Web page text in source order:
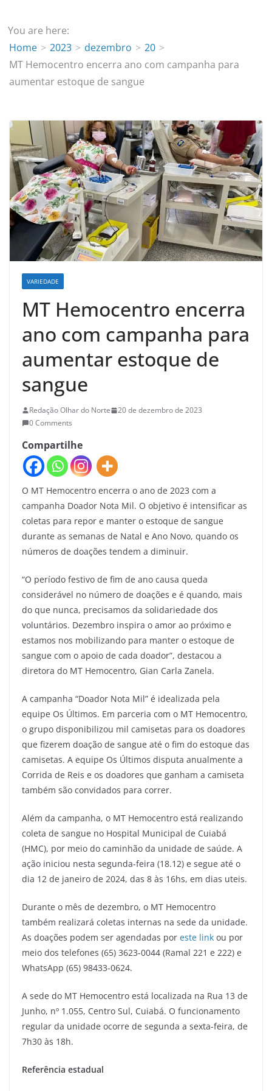
You are here:
Home
2023 dezembro
20
MT Hemocentro encerra ano com campanha para
aumentar estoque de sangue
VARIEDADE
MT Hemocentro encerra
ano com campanha para
aumentar estoque de
sangue
Redação Olhar do Norte
20 de dezembro de 2023
0 Comments
Compartilhe
O MT Hemocentro encerra o ano de 2023 com a
campanha Doador Nota Mil. O objetivo é intensificar as
coletas para repor e manter o estoque de sangue
durante as semanas de Natal e Ano Novo, quando os
números de doações tendem a diminuir.
“O período festivo de fim de ano causa queda
considerável no número de doações e é quando, mais
do que nunca, precisamos da solidariedade dos
voluntários. Dezembro inspira o amor ao próximo e
estamos nos mobilizando para manter o estoque de
sangue com o apoio de cada doador”, destacou a
diretora do MT Hemocentro, Gian Carla Zanela.
A campanha “Doador Nota Mil” é idealizada pela
equipe Os Últimos. Em parceria com o MT Hemocentro,
o grupo disponibilizou mil camisetas para os doadores
que fizerem doação de sangue até o fim do estoque das
camisetas. A equipe Os Últimos disputa anualmente a
Corrida de Reis e os doadores que ganham a camiseta
também são convidados para correr.
Além da campanha, o MT Hemocentro está realizando
coleta de sangue no Hospital Municipal de Cuiabá
(HMC), por meio do caminhão da unidade de saúde. A
ação iniciou nesta segunda-feira (18.12) e segue até o
dia 12 de janeiro de 2024, das 8 às 16hs, em dias uteis.
Durante o mês de dezembro, o MT Hemocentro
também realizará coletas internas na sede da unidade.
As doações podem ser agendadas por este link ou por
meio dos telefones (65) 3623-0044 (Ramal 221 e 222) e
WhatsApp (65) 98433-0624.
A sede do MT Hemocentro está localizada na Rua 13 de
Junho, nº 1.055, Centro Sul, Cuiabá. O funcionamento
regular da unidade ocorre de segunda a sexta-feira, de
7h30 às 18h.
Referência estadual